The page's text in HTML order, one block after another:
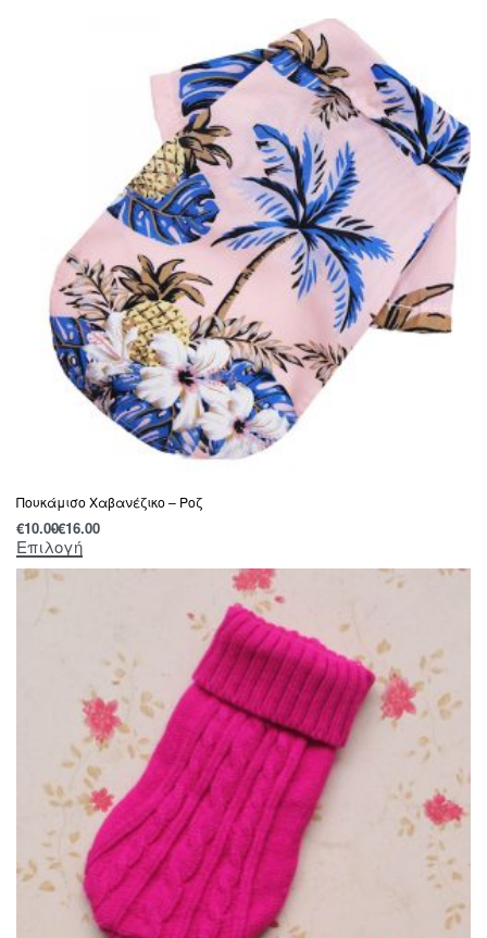
Πουκάμισο Χαβανέζικο – Ροζ
€10.00€16.00
Επιλογή